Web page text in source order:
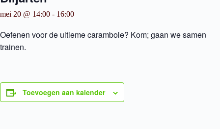
mei 20 @ 14:00 - 16:00
Oefenen voor de ultieme carambole? Kom; gaan we samen
trainen.
Toevoegen aan kalender